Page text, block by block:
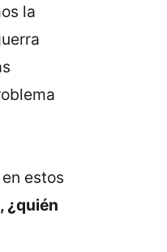
la
estos
¿quién